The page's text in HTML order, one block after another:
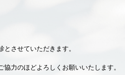
とさせていただきます。
力のほどよろしくお願いいたします。